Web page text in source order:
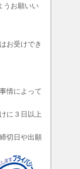
うお願いい
お受けでき
情によって
に３日以上
切日や出願